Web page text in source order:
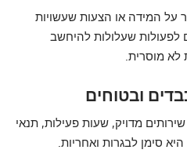
על המידה או הצעות שעשויות
שעלולות להיחשב
מוסרית.
ובטוחים
מדויק, שעות פעילות, תנאי
סימן לבגרות ואחריות.